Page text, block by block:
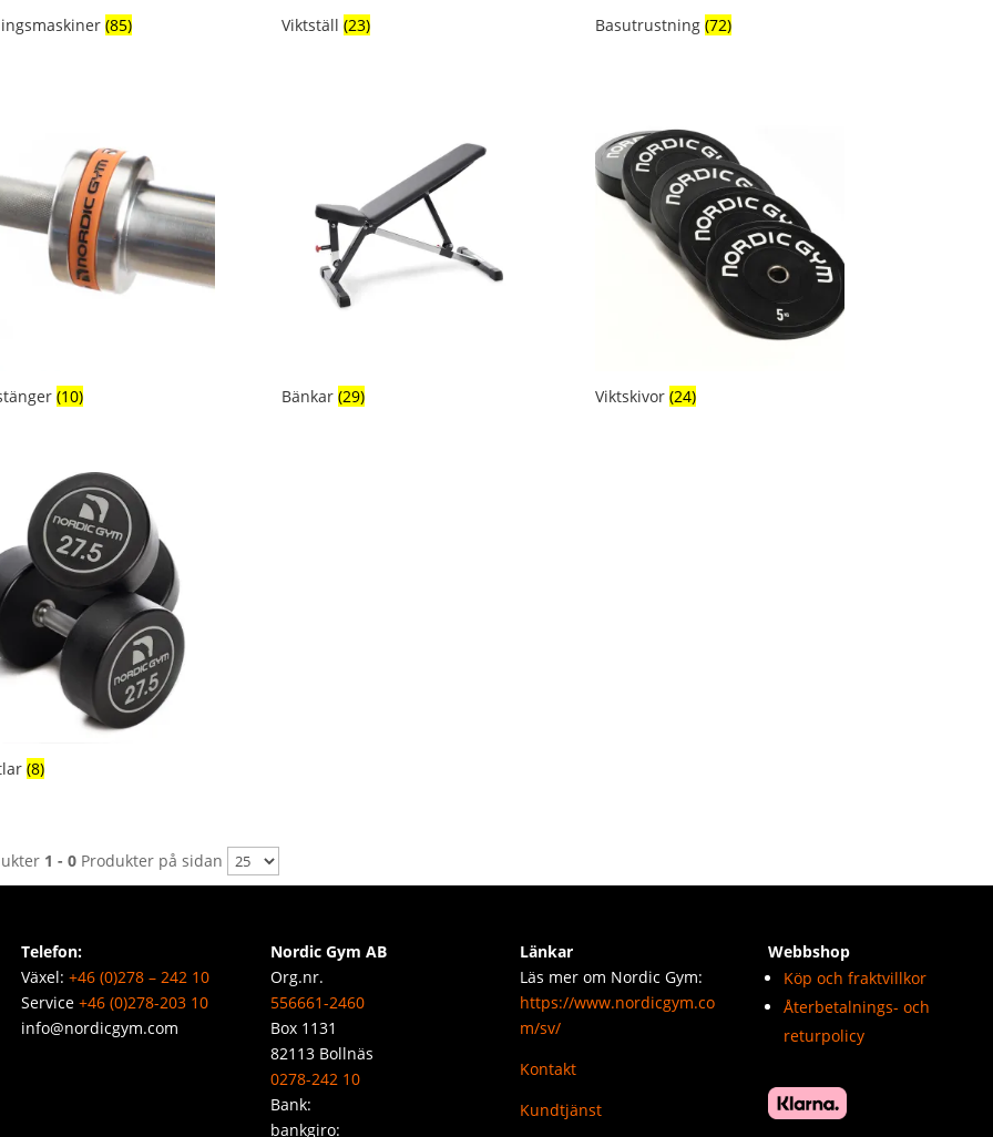
(85) Viktställ (23) Basutrustning(72)
(10) Bänkar (29) Viktskivor(24)
(8)
1 - 0Produkter på sidan
Telefon:
Växel: +46 (0)278 – 242 10
Service +46 (0)278-203 10
info@nordicgym.com
Nordic Gym AB
Org.nr.
556661-2460
Box 1131
82113 Bollnäs
0278-242 10
Bank:
bankgiro:
Länkar
Läs mer om Nordic Gym:
https://www.nordicgym.co
m/sv/
Kontakt
Kundtjänst
Webbshop
Köp och fraktvillkor
Återbetalnings- och
returpolicy